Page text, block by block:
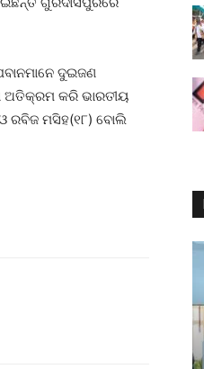
ଦୁଇଜଣ
ଅତିକ୍ରମ କରି ଭାରତୀୟ
ଓ ରବିଜ ମସିହ(୧୮) ବୋଲି